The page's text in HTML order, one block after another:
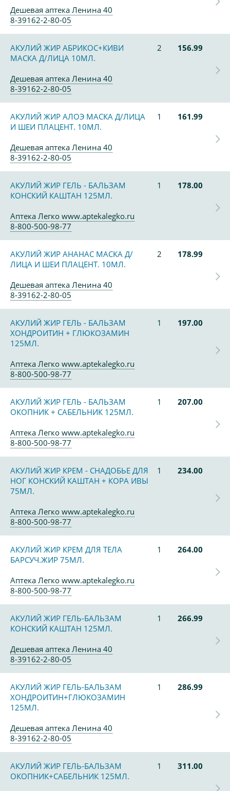
Дешевая аптека Ленина 40
8-39162-2-80-05
АКУЛИЙ ЖИР АБРИКОС+КИВИ
МАСКА Д/ЛИЦА 10МЛ.
2 156.99
Дешевая аптека Ленина 40
8-39162-2-80-05
АКУЛИЙ ЖИР АЛОЭ МАСКА Д/ЛИЦА
И ШЕИ ПЛАЦЕНТ. 10МЛ.
1 161.99
Дешевая аптека Ленина 40
8-39162-2-80-05
АКУЛИЙ ЖИР ГЕЛЬ - БАЛЬЗАМ
КОНСКИЙ КАШТАН 125МЛ.
1 178.00
Аптека Легко www.aptekalegko.ru
8-800-500-98-77
АКУЛИЙ ЖИР АНАНАС МАСКА Д/
ЛИЦА И ШЕИ ПЛАЦЕНТ. 10МЛ.
2 178.99
Дешевая аптека Ленина 40
8-39162-2-80-05
АКУЛИЙ ЖИР ГЕЛЬ - БАЛЬЗАМ
ХОНДРОИТИН + ГЛЮКОЗАМИН
125МЛ.
1 197.00
Аптека Легко www.aptekalegko.ru
8-800-500-98-77
АКУЛИЙ ЖИР ГЕЛЬ - БАЛЬЗАМ
ОКОПНИК + САБЕЛЬНИК 125МЛ.
1 207.00
Аптека Легко www.aptekalegko.ru
8-800-500-98-77
АКУЛИЙ ЖИР КРЕМ - СНАДОБЬЕ ДЛЯ
НОГ КОНСКИЙ КАШТАН + КОРА ИВЫ
75МЛ.
1 234.00
Аптека Легко www.aptekalegko.ru
8-800-500-98-77
АКУЛИЙ ЖИР КРЕМ ДЛЯ ТЕЛА
БАРСУЧ.ЖИР 75МЛ.
1 264.00
Аптека Легко www.aptekalegko.ru
8-800-500-98-77
АКУЛИЙ ЖИР ГЕЛЬ-БАЛЬЗАМ
КОНСКИЙ КАШТАН 125МЛ.
1 266.99
Дешевая аптека Ленина 40
8-39162-2-80-05
АКУЛИЙ ЖИР ГЕЛЬ-БАЛЬЗАМ
ХОНДРОИТИН+ГЛЮКОЗАМИН
125МЛ.
1 286.99
Дешевая аптека Ленина 40
8-39162-2-80-05
АКУЛИЙ ЖИР ГЕЛЬ-БАЛЬЗАМ
ОКОПНИК+САБЕЛЬНИК 125МЛ.
1 311.00